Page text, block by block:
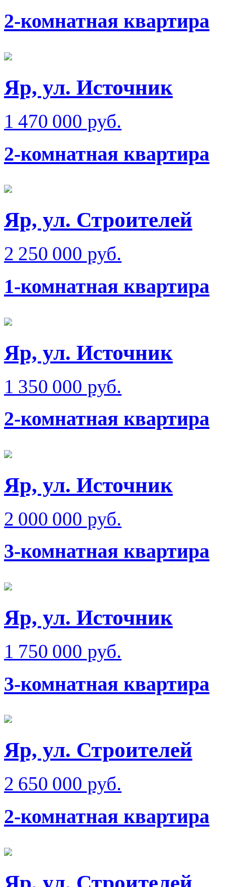
2-комнатная квартира
Яр, ул. Источник
1 470 000 руб.
2-комнатная квартира
Яр, ул. Строителей
2 250 000 руб.
1-комнатная квартира
Яр, ул. Источник
1 350 000 руб.
2-комнатная квартира
Яр, ул. Источник
2 000 000 руб.
3-комнатная квартира
Яр, ул. Источник
1 750 000 руб.
3-комнатная квартира
Яр, ул. Строителей
2 650 000 руб.
2-комнатная квартира